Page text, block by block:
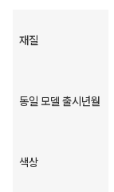
재질
동일 모델 출시년월
색상